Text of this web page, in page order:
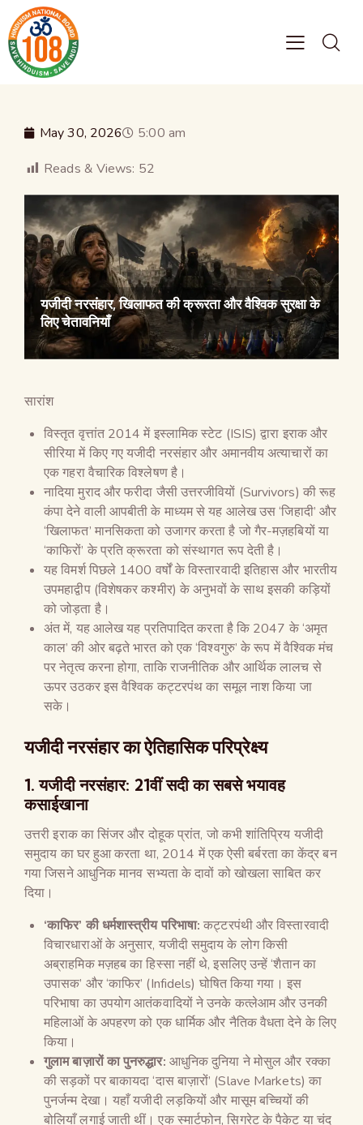
May 30, 2026
5:00 am
Reads & Views: 52
यजीदी नरसंहार, खिलाफत की क्रूरता और वैश्विक सुरक्षा के
लिए चेतावनियाँ
सारांश
विस्तृत वृत्तांत 2014 में इस्लामिक स्टेट (ISIS) द्वारा इराक और
सीरिया में किए गए यजीदी नरसंहार और अमानवीय अत्याचारों का
एक गहरा वैचारिक विश्लेषण है।
नादिया मुराद और फरीदा जैसी उत्तरजीवियों (Survivors) की रूह
कंपा देने वाली आपबीती के माध्यम से यह आलेख उस ‘जिहादी’ और
‘खिलाफत’ मानसिकता को उजागर करता है जो गैर-मज़हबियों या
‘काफिरों’ के प्रति क्रूरता को संस्थागत रूप देती है।
यह विमर्श पिछले 1400 वर्षों के विस्तारवादी इतिहास और भारतीय
उपमहाद्वीप (विशेषकर कश्मीर) के अनुभवों के साथ इसकी कड़ियों
को जोड़ता है।
अंत में, यह आलेख यह प्रतिपादित करता है कि 2047 के ‘अमृत
काल’ की ओर बढ़ते भारत को एक ‘विश्वगुरु’ के रूप में वैश्विक मंच
पर नेतृत्व करना होगा, ताकि राजनीतिक और आर्थिक लालच से
ऊपर उठकर इस वैश्विक कट्टरपंथ का समूल नाश किया जा
सके।
यजीदी नरसंहार का ऐतिहासिक परिप्रेक्ष्य
1. यजीदी नरसंहार: 21वीं सदी का सबसे भयावह
कसाईखाना
उत्तरी इराक का सिंजर और दोहूक प्रांत, जो कभी शांतिप्रिय यजीदी
समुदाय का घर हुआ करता था, 2014 में एक ऐसी बर्बरता का केंद्र बन
गया जिसने आधुनिक मानव सभ्यता के दावों को खोखला साबित कर
दिया।
‘काफिर’ की धर्मशास्त्रीय परिभाषा: कट्टरपंथी और विस्तारवादी
विचारधाराओं के अनुसार, यजीदी समुदाय के लोग किसी
अब्राहमिक मज़हब का हिस्सा नहीं थे, इसलिए उन्हें ‘शैतान का
उपासक’ और ‘काफिर’ (Infidels) घोषित किया गया। इस
परिभाषा का उपयोग आतंकवादियों ने उनके कत्लेआम और उनकी
महिलाओं के अपहरण को एक धार्मिक और नैतिक वैधता देने के लिए
किया।
गुलाम बाज़ारों का पुनरुद्धार: आधुनिक दुनिया ने मोसुल और रक्का
की सड़कों पर बाकायदा ‘दास बाज़ारों’ (Slave Markets) का
पुनर्जन्म देखा। यहाँ यजीदी लड़कियों और मासूम बच्चियों की
बोलियाँ लगाई जाती थीं। एक स्मार्टफोन, सिगरेट के पैकेट या चंद